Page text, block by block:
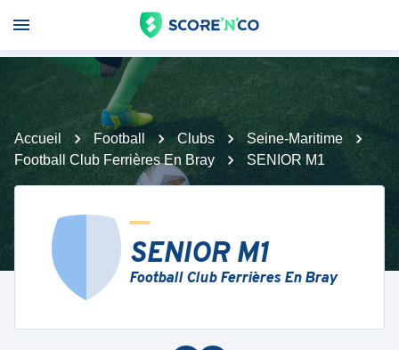
Accueil Football Clubs
Seine-Maritime
Football Club Ferrières En Bray
SENIOR M1
SENIOR M1
Football Club Ferrières En Bray